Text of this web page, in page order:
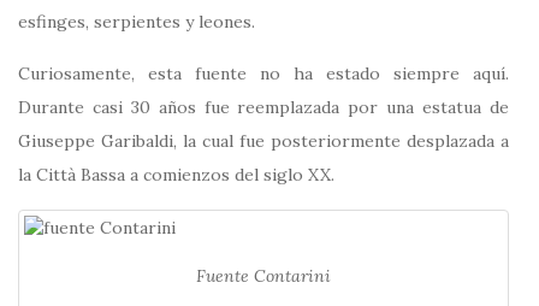
esfinges, serpientes y leones.
Curiosamente, esta fuente no ha estado siempre aquí.
Durante casi 30 años fue reemplazada por una estatua de
Giuseppe Garibaldi, la cual fue posteriormente desplazada a
la Città Bassa a comienzos del siglo XX.
Fuente Contarini